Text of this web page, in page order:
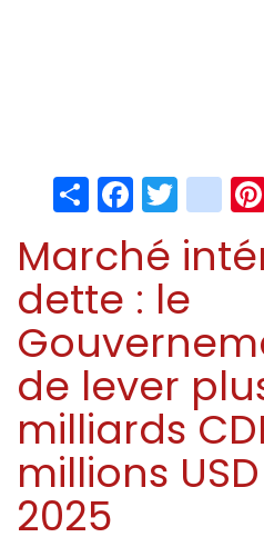
Share
Marché
dette : le
de lever
milliards
millions
2025